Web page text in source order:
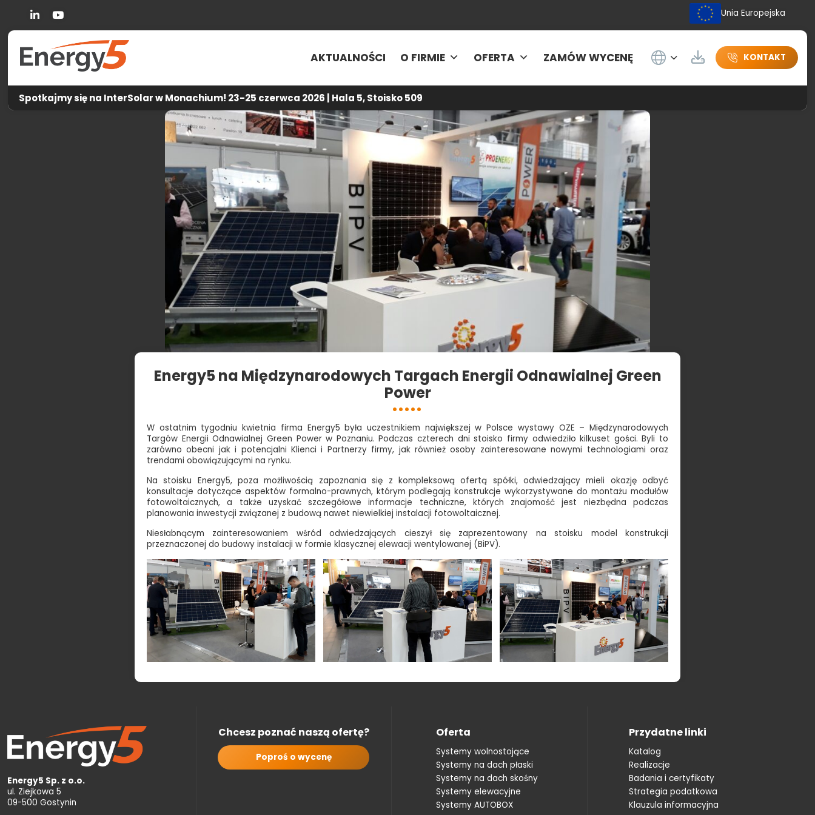
You Tube
Unia Europejska
AKTUALNOŚCI O FIRMIE OFERTA ZAMÓW WYCENĘ
Wybierz język
Do pobraniaKONTAKT
Spotkajmy się na InterSolar w Monachium! 23-25 czerwca 2026 | Hala 5, Stoisko 509
Energy5-Aktualności-Energy5 na Międzynarodowych Targach Energii Odnawialnej Green Power
Energy5 na Międzynarodowych Targach Energii Odnawialnej Green
Power
W ostatnim tygodniu kwietnia firma Energy5 była uczestnikiem największej w Polsce wystawy OZE – Międzynarodowych
Targów Energii Odnawialnej Green Power w Poznaniu. Podczas czterech dni stoisko firmy odwiedziło kilkuset gości. Byli to
zarówno obecni jak i potencjalni Klienci i Partnerzy firmy, jak również osoby zainteresowane nowymi technologiami oraz
trendami obowiązującymi na rynku.
Na stoisku Energy5, poza możliwością zapoznania się z kompleksową ofertą spółki, odwiedzający mieli okazję odbyć
konsultacje dotyczące aspektów formalno-prawnych, którym podlegają konstrukcje wykorzystywane do montażu modułów
fotowoltaicznych, a także uzyskać szczegółowe informacje techniczne, których znajomość jest niezbędna podczas
planowania inwestycji związanej z budową nawet niewielkiej instalacji fotowoltaicznej.
Niesłabnącym zainteresowaniem wśród odwiedzających cieszył się zaprezentowany na stoisku model konstrukcji
przeznaczonej do budowy instalacji w formie klasycznej elewacji wentylowanej (BiPV).
Energy5 Sp. z o.o.
ul. Ziejkowa 5
09-500 Gostynin
Chcesz poznać naszą ofertę?
Poproś o wycenę
Oferta
Systemy wolnostojące
Systemy na dach płaski
Systemy na dach skośny
Systemy elewacyjne
Systemy AUTOBOX
Przydatne linki
Katalog
Realizacje
Badania i certyfikaty
Strategia podatkowa
Klauzula informacyjna